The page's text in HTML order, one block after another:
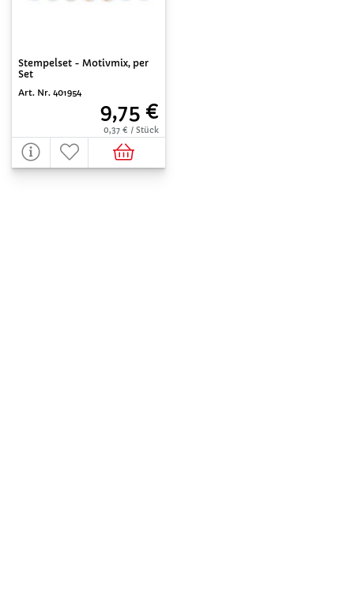
Stempelset - Motivmix, per
Set
Art. Nr. 401954
9,75 €
0,37 € / Stück